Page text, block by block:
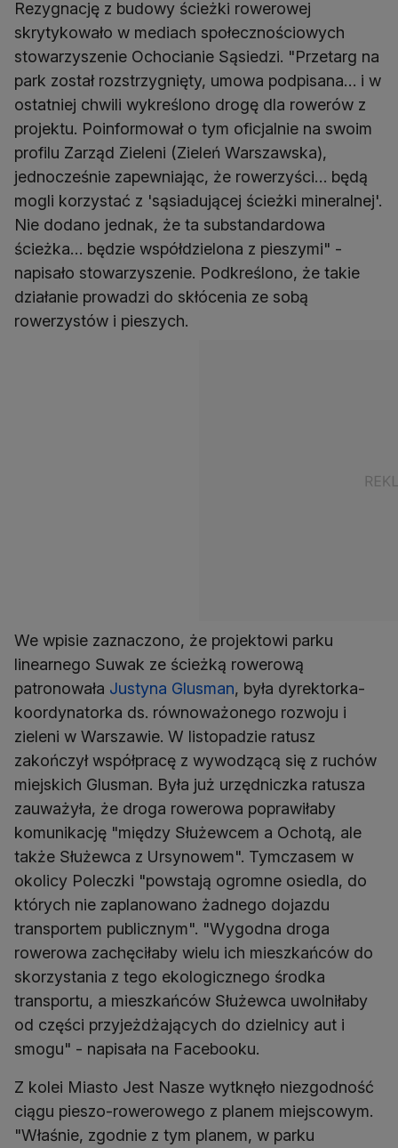
Rezygnację z budowy ścieżki rowerowej
skrytykowało w mediach społecznościowych
stowarzyszenie Ochocianie Sąsiedzi. "Przetarg na
park został rozstrzygnięty, umowa podpisana… i w
ostatniej chwili wykreślono drogę dla rowerów z
projektu. Poinformował o tym oficjalnie na swoim
profilu Zarząd Zieleni (Zieleń Warszawska),
jednocześnie zapewniając, że rowerzyści… będą
mogli korzystać z 'sąsiadującej ścieżki mineralnej'.
Nie dodano jednak, że ta substandardowa
ścieżka… będzie współdzielona z pieszymi" -
napisało stowarzyszenie. Podkreślono, że takie
działanie prowadzi do skłócenia ze sobą
rowerzystów i pieszych.
We wpisie zaznaczono, że projektowi parku
linearnego Suwak ze ścieżką rowerową
patronowała Justyna Glusman, była dyrektorka-
koordynatorka ds. równoważonego rozwoju i
zieleni w Warszawie. W listopadzie ratusz
zakończył współpracę z wywodzącą się z ruchów
miejskich Glusman. Była już urzędniczka ratusza
zauważyła, że droga rowerowa poprawiłaby
komunikację "między Służewcem a Ochotą, ale
także Służewca z Ursynowem". Tymczasem w
okolicy Poleczki "powstają ogromne osiedla, do
których nie zaplanowano żadnego dojazdu
transportem publicznym". "Wygodna droga
rowerowa zachęciłaby wielu ich mieszkańców do
skorzystania z tego ekologicznego środka
transportu, a mieszkańców Służewca uwolniłaby
od części przyjeżdżających do dzielnicy aut i
smogu" - napisała na Facebooku.
Z kolei Miasto Jest Nasze wytknęło niezgodność
ciągu pieszo-rowerowego z planem miejscowym.
"Właśnie, zgodnie z tym planem, w parku